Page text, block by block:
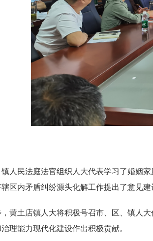
人民法庭法官组织人大代表学习了婚姻
区内矛盾纠纷源头化解工作提出了意见建
黄土店镇人大将积极号召市、区、镇人
理能力现代化建设作出积极贡献。